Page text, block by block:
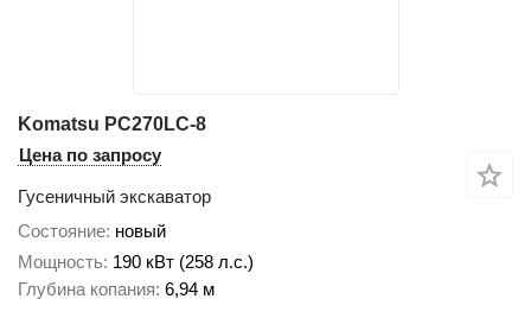
Komatsu PC270LC-8
Цена по запросу
Гусеничный экскаватор
Состояние новый
Мощность 190 кВт (258 л.с.)
Глубина копания 6,94 м